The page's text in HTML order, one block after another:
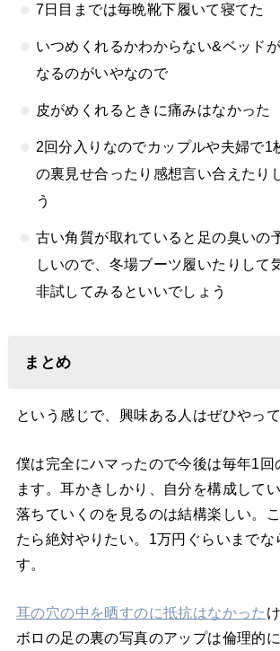
7日目までは毎晩靴下履いて寝てた
いつめくれるかわからない&ベッド
なるのがいやなので
皮がめくれるときに痛みはなかった
2回分入りなのでカップルや夫婦で1
の裏見せ合ったり感想言い合えたり
う
古い角質が取れていると足の臭いの
しいので、冬場ブーツ履いたりして
非試してみるといいでしょう
まとめ
という感じで、興味ある人はぜひやっ
僕は完全にハマったので今後は毎年1回
ます。耳かきしかり、自分を構成して
落ちていくのを見るのは結構楽しい。
たら絶対やりたい。1万円ぐらいまでな
す。
耳の穴の中を晒すのに抵抗はなかった
ボロの足の裏の写真のアップは倫理的